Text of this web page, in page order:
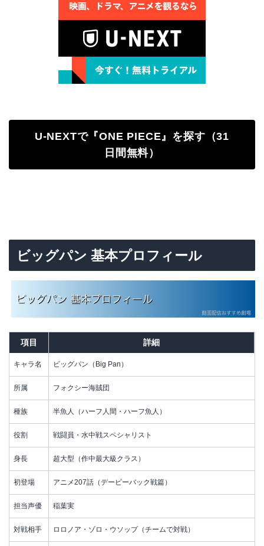
U-NEXTで『ONE PIECE』を探す（31
日間無料）
ビッグパン 基本プロフィール
項目 詳細
キャラ名 ビッグパン（Big Pan）
所属 フォクシー海賊団
種族 半魚人（ハーフ人間・ハーフ魚人）
役割 戦闘員・水中戦スペシャリスト
身長 超大型（作中最大級クラス）
初登場 アニメ207話（デービーバック戦篇）
担当声優 稲葉実
対戦相手 ロロノア・ゾロ・ウソップ（チームで対戦）